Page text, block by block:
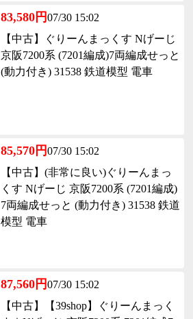
83,580円07/30 15:02
【中古】ぐりーんまっくす Nげーじ
京阪7200系 (7201編成)7両編成せっと
(動力付き) 31538 鉄道模型 電車
85,570円07/30 15:02
【中古】(非常に良い)ぐりーんまっ
くす Nげーじ 京阪7200系 (7201編成)
7両編成せっと (動力付き) 31538 鉄道
模型 電車
87,560円07/30 15:02
【中古】【39shop】ぐりーんまっく